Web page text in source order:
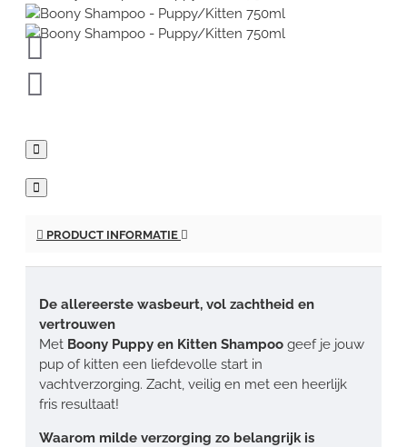
PRODUCT INFORMATIE
De allereerste wasbeurt, vol zachtheid en
vertrouwen
Met Boony Puppy en Kitten Shampoo geef je jouw
pup of kitten een liefdevolle start in
vachtverzorging. Zacht, veilig en met een heerlijk
fris resultaat!
Waarom milde verzorging zo belangrijk is